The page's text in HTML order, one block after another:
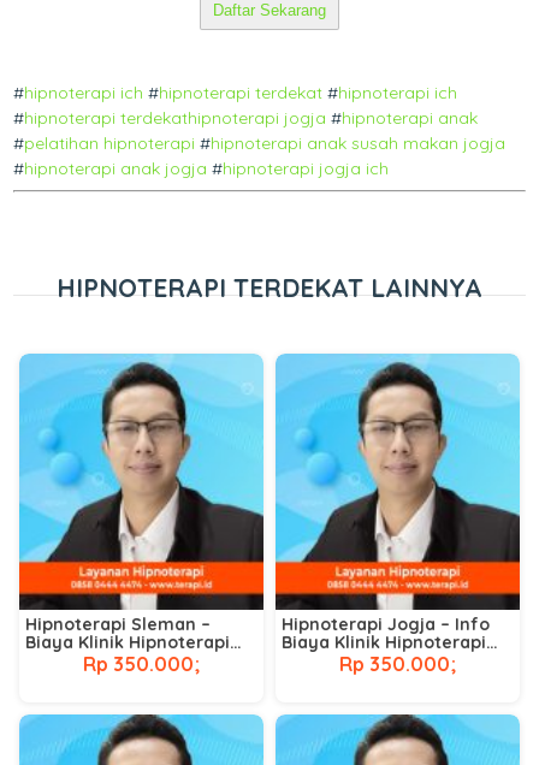
Daftar Sekarang
#hipnoterapi ich #hipnoterapi terdekat #hipnoterapi ich
#hipnoterapi terdekathipnoterapi jogja #hipnoterapi anak
#pelatihan hipnoterapi #hipnoterapi anak susah makan jogja
#hipnoterapi anak jogja #hipnoterapi jogja ich
HIPNOTERAPI TERDEKAT LAINNYA
Hipnoterapi Sleman –
Biaya Klinik Hipnoterapi
TerdekatRp 350.000;
Hipnoterapi Jogja – Info
Biaya Klinik Hipnoterapi
TerdekatRp 350.000;